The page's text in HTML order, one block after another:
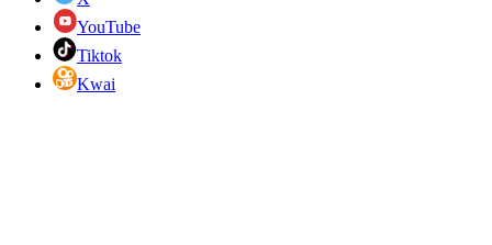
YouTube
Tiktok
Kwai